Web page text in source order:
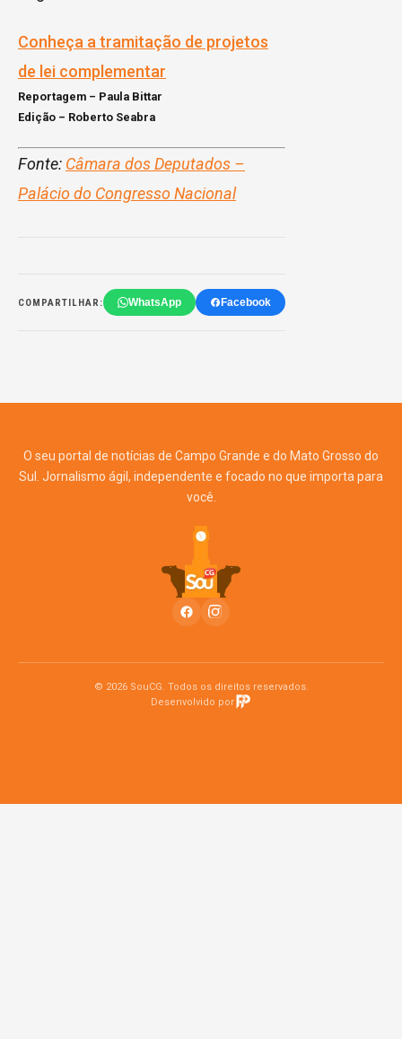
Conheça a tramitação de projetos
de lei complementar
Reportagem – Paula Bittar
Edição – Roberto Seabra
Fonte: Câmara dos Deputados –
Palácio do Congresso Nacional
COMPARTILHAR: WhatsApp Facebook
O seu portal de notícias de Campo Grande e do Mato Grosso do
Sul. Jornalismo ágil, independente e focado no que importa para
você.
© 2026 SouCG. Todos os direitos reservados.
Desenvolvido por